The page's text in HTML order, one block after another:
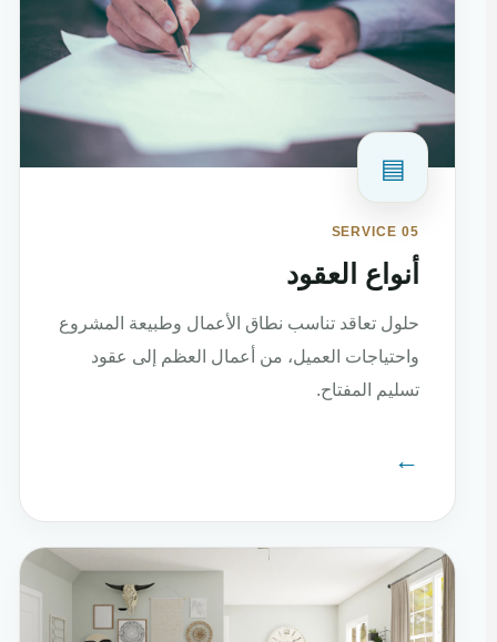
▤
SERVICE 05
أنواع العقود
حلول تعاقد تناسب نطاق الأعمال وطبيعة المشروع
واحتياجات العميل، من أعمال العظم إلى عقود
تسليم المفتاح.
←